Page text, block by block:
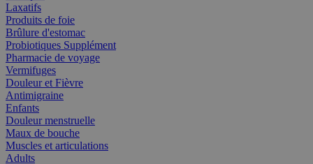
Laxatifs
Produits de foie
Brûlure d'estomac
Probiotiques Supplément
Pharmacie de voyage
Vermifuges
Douleur et Fièvre
Antimigraine
Enfants
Douleur menstruelle
Maux de bouche
Muscles et articulations
Adults